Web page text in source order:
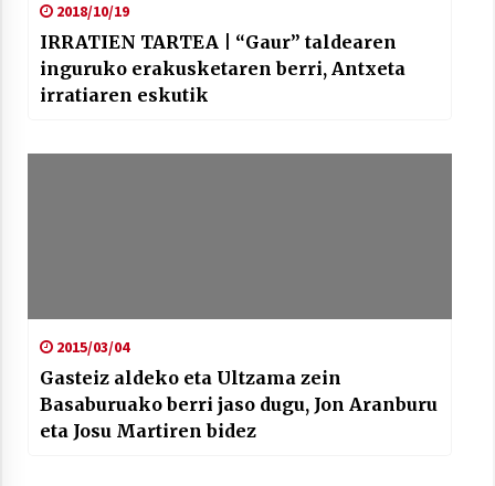
2018/10/19
IRRATIEN TARTEA | “Gaur” taldearen
inguruko erakusketaren berri, Antxeta
irratiaren eskutik
2015/03/04
Gasteiz aldeko eta Ultzama zein
Basaburuako berri jaso dugu, Jon Aranburu
eta Josu Martiren bidez